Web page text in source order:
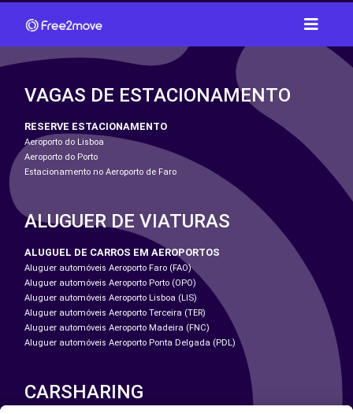
VAGAS DE ESTACIONAMENTO
RESERVE ESTACIONAMENTO
Aeroporto do Lisboa
Aeroporto do Porto
Estacionamento no Aeroporto de Faro
ALUGUER DE VIATURAS
ALUGUEL DE CARROS EM AEROPORTOS
Aluguer automóveis Aeroporto Faro (FAO)
Aluguer automóveis Aeroporto Porto (OPO)
Aluguer automóveis Aeroporto Lisboa (LIS)
Aluguer automóveis Aeroporto Terceira (TER)
Aluguer automóveis Aeroporto Madeira (FNC)
Aluguer automóveis Aeroporto Ponta Delgada (PDL)
CARSHARING